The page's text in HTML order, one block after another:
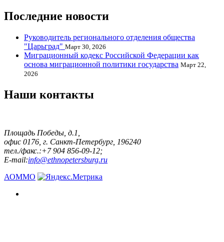
Последние новости
Руководитель регионального отделения общества
"Царьград" Март 30, 2026
Миграционный кодекс Российской Федерации как
основа миграционной политики государства Март 22,
2026
Наши контакты
Площадь Победы, д.1,
офис 0176, г. Санкт-Петербург, 196240
тел./факс.:+7 904 856-09-12;
E-mail:info@ethnopetersburg.ru
АОММО